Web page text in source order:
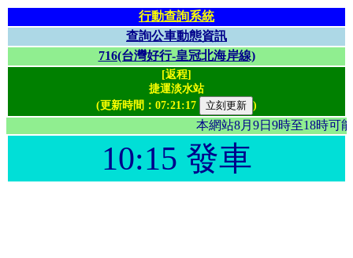
行動查詢系統
查詢公車動態資訊
716(台灣好行-皇冠北海岸線)
[返程]
捷運淡水站
(更新時間： 07:21:17 )
本網站8月9日9時至18
10:15 發車